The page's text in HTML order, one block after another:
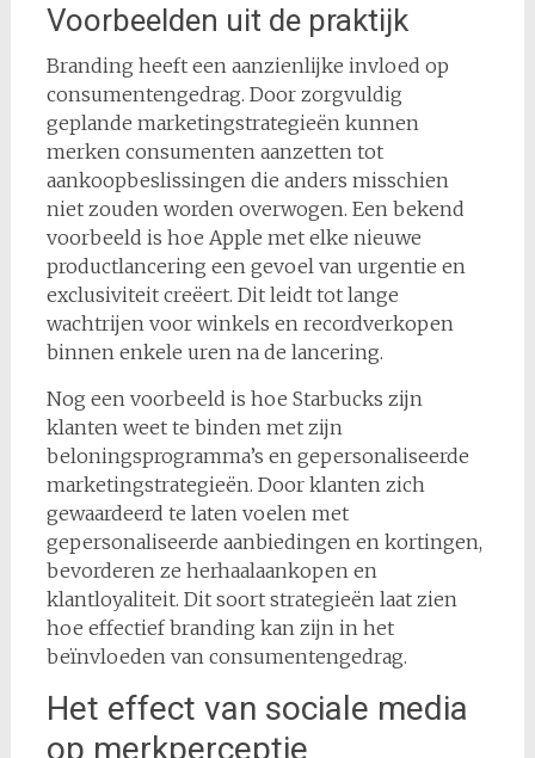
Voorbeelden uit de praktijk
Branding heeft een aanzienlijke invloed op
consumentengedrag. Door zorgvuldig
geplande marketingstrategieën kunnen
merken consumenten aanzetten tot
aankoopbeslissingen die anders misschien
niet zouden worden overwogen. Een bekend
voorbeeld is hoe Apple met elke nieuwe
productlancering een gevoel van urgentie en
exclusiviteit creëert. Dit leidt tot lange
wachtrijen voor winkels en recordverkopen
binnen enkele uren na de lancering.
Nog een voorbeeld is hoe Starbucks zijn
klanten weet te binden met zijn
beloningsprogramma’s en gepersonaliseerde
marketingstrategieën. Door klanten zich
gewaardeerd te laten voelen met
gepersonaliseerde aanbiedingen en kortingen,
bevorderen ze herhaalaankopen en
klantloyaliteit. Dit soort strategieën laat zien
hoe effectief branding kan zijn in het
beïnvloeden van consumentengedrag.
Het effect van sociale media
op merkperceptie